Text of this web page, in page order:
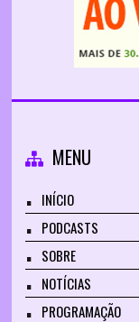
MENU
INÍCIO
PODCASTS
SOBRE
NOTÍCIAS
PROGRAMAÇÃO